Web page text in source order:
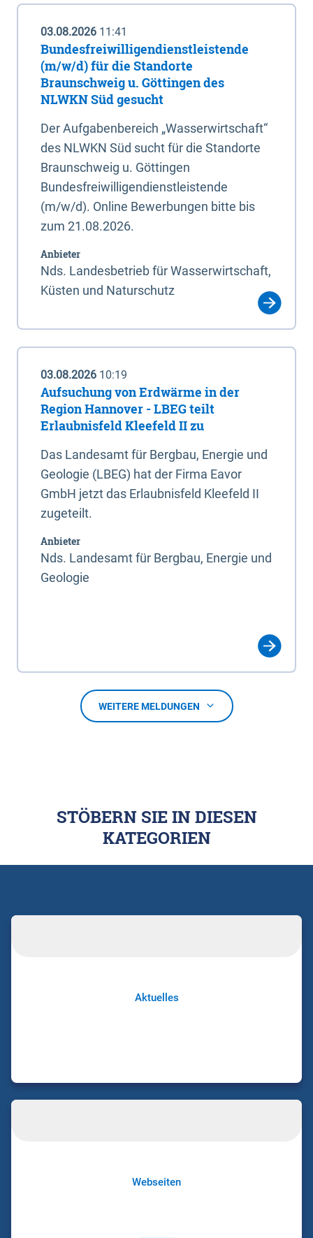
03.08.2026 11:41
Bundesfreiwilligendienstleistende
(m/w/d) für die Standorte
Braunschweig u. Göttingen des
NLWKN Süd gesucht
Der Aufgabenbereich „Wasserwirtschaft“
des NLWKN Süd sucht für die Standorte
Braunschweig u. Göttingen
Bundesfreiwilligendienstleistende
(m/w/d). Online Bewerbungen bitte bis
zum 21.08.2026.
Anbieter
Nds. Landesbetrieb für Wasserwirtschaft,
Küsten und Naturschutz
03.08.2026 10:19
Aufsuchung von Erdwärme in der
Region Hannover - LBEG teilt
Erlaubnisfeld Kleefeld II zu
Das Landesamt für Bergbau, Energie und
Geologie (LBEG) hat der Firma Eavor
GmbH jetzt das Erlaubnisfeld Kleefeld II
zugeteilt.
Anbieter
Nds. Landesamt für Bergbau, Energie und
Geologie
WEITERE MELDUNGEN
STÖBERN SIE IN DIESEN
KATEGORIEN
Aktuelles
Webseiten